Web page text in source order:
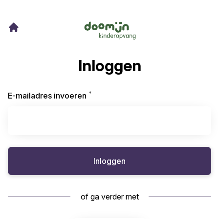
Inloggen
E-mailadres invoeren *
Inloggen
of ga verder met